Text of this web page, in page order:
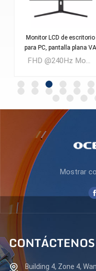
Monitor LCD de escritorio
para PC, pantalla plana VA
de 27 pulgadas y 240 Hz,
venta al por mayor y a
buen precio.
FHD @240Hz Monitor LCD para juegos FAST VA de 27 pulgadas Cantidad mínima de pedido: 300 piezas
APRENDE MÁS
Mostrar
CONTÁCTENOS
Building 4, Zone 4,